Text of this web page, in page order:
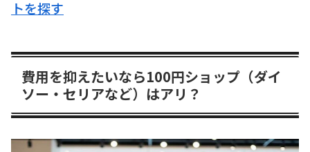
トを探す
費用を抑えたいなら100円ショップ（ダイ
ソー・セリアなど）はアリ？